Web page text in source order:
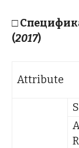
□
(2017)
Attribute